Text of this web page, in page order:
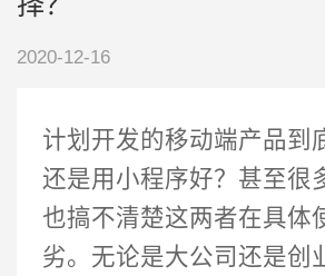
2020-12-16
计划开发的移动端产品到
还是用小程序好？甚至很
也搞不清楚这两者在具体
劣。无论是大公司还是创